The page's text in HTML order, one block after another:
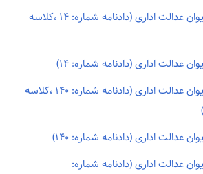
رای هیات تخصصی دیوان عدالت اداری (دادنامه شماره: ۱۴ ،کلاسه
اداری (دادنامه شماره: ۱۴)
رای هیات تخصصی دیوان عدالت اداری (دادنامه شماره: ۱۴۰ ،کلاسه
اداری (دادنامه شماره: ۱۴۰)
عدالت اداری (دادنامه شماره: